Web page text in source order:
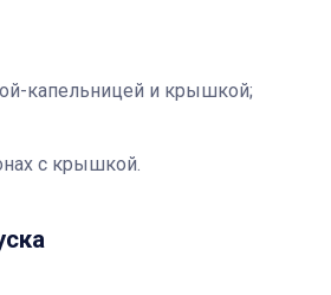
капельницей и крышкой;
с крышкой.